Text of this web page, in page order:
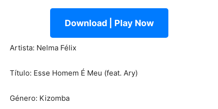
Download | Play Now
Artista: Nelma Félix
Título: Esse Homem É Meu (feat. Ary)
Género: Kizomba